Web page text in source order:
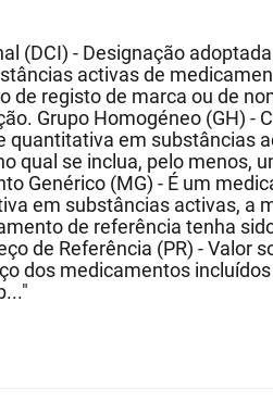
(DCI) - Designação
activas de
de registo de marca ou de
Grupo Homogéneo (GH) -
quantitativa em substâncias
qual se inclua, pelo menos,
Genérico (MG) - É um
em substâncias activas, a
de referência tenha
de Referência (PR) - Valor
dos medicamentos